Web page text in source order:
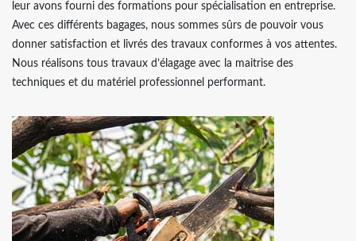
leur avons fourni des formations pour spécialisation en entreprise.
Avec ces différents bagages, nous sommes sûrs de pouvoir vous
donner satisfaction et livrés des travaux conformes à vos attentes.
Nous réalisons tous travaux d’élagage avec la maitrise des
techniques et du matériel professionnel performant.